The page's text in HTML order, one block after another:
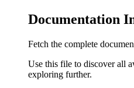
Documentation
Fetch the complete
Use this file to discover all
exploring further.